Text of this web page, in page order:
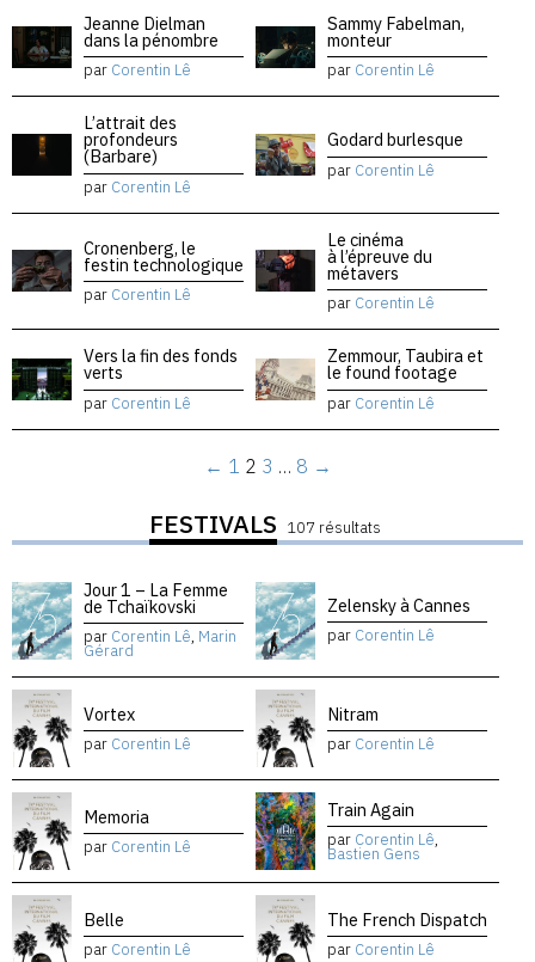
Jeanne Dielman
dans la pénombre
par Corentin Lê
Sammy Fabelman,
monteur
par Corentin Lê
L’attrait des
profondeurs
(Barbare)
par Corentin Lê
Godard burlesque
par Corentin Lê
Cronenberg, le
festin technologique
par Corentin Lê
Le cinéma
à l’épreuve du
métavers
par Corentin Lê
Vers la fin des fonds
verts
par Corentin Lê
Zemmour, Taubira et
le found footage
par Corentin Lê
← 1 2 3 … 8 →
FESTIVALS 107 résultats
Jour 1 – La Femme
de Tchaïkovski
par Corentin Lê, Marin
Gérard
Zelensky à Cannes
par Corentin Lê
Vortex
par Corentin Lê
Nitram
par Corentin Lê
Memoria
par Corentin Lê
Train Again
par Corentin Lê,
Bastien Gens
Belle
par Corentin Lê
The French Dispatch
par Corentin Lê